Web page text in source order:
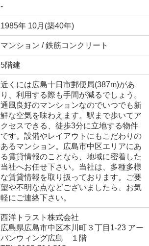
-
1985年 10月(築40年)
マンション / 鉄筋コンクリート
5階建
近くには広島十日市郵便局(387m)があ
り、利用する際も手間が減るでしょう。
通風良好のマンションなのでいつでも新
鮮な空気を味わえます。駅まで歩いてア
クセスできる、徒歩3分に立地する物件
です。設備やレイアウトにもこだわりの
あるマンション。広島市中区エリアにあ
る賃貸情報のことなら、地域に密着した
当社へお任せ下さい。当社は、多種多様
な賃貸情報を取り扱っております。ご要
望や不明な点などございましたら、お気
軽にご連絡下さい。
西洋トラスト株式会社
広島県広島市中区本川町３丁目1-23 アー
バンウィング広島 １階